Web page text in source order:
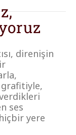
direnişin
ses
yere